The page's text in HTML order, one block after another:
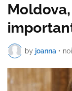
by joanna •